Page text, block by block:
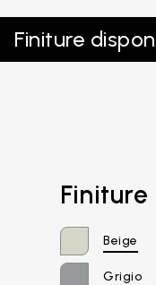
Finiture
Beige
Grigio